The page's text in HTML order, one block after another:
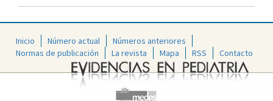
Inicio Número actual
Números anteriores
Normas de publicación
La revista Mapa RSS Contacto